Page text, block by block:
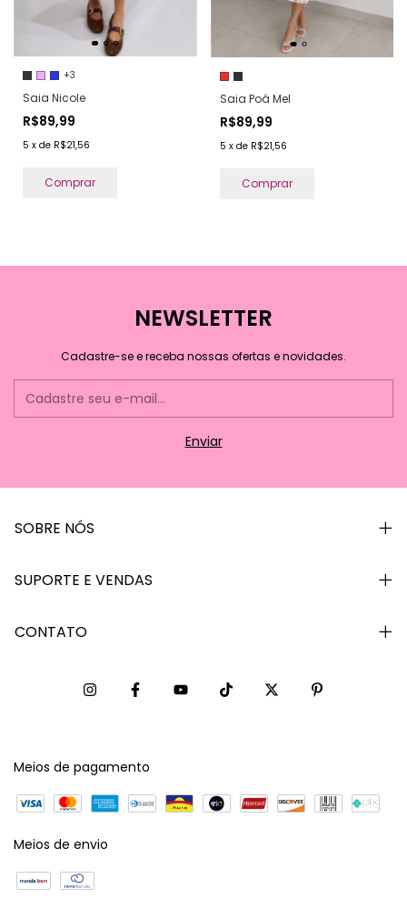
+3
Saia Nicole
R$89,99
5 x de R$21,56
Comprar
Saia Poá Mel
R$89,99
5 x de R$21,56
Comprar
NEWSLETTER
Cadastre-se e receba nossas ofertas e novidades.
SOBRE NÓS
SUPORTE E VENDAS
CONTATO
Meios de pagamento
Meios de envio